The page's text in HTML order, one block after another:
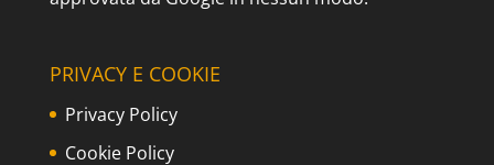
PRIVACY E COOKIE
Privacy Policy
Cookie Policy